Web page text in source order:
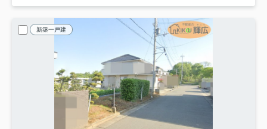
新築一戸建